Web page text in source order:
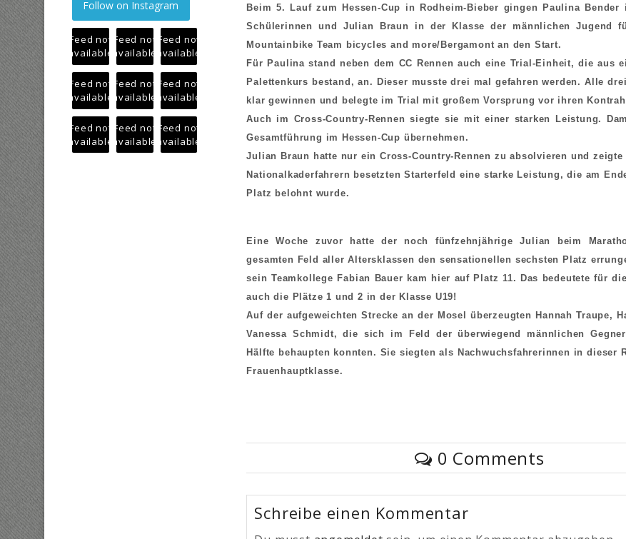
Beim 5. Lauf zum Hessen-Cup in Rodheim-Bieber gingen Paulina
Schülerinnen und Julian Braun in der Klasse der männlichen Jugend
Mountainbike Team bicycles and more/Bergamont an den Start.
Für Paulina stand neben dem CC Rennen auch eine Trial-Einheit, die aus
Palettenkurs bestand, an. Dieser musste drei mal gefahren werden. Alle
klar gewinnen und belegte im Trial mit großem Vorsprung vor ihren
Auch im Cross-Country-Rennen siegte sie mit einer starken Leistung.
Gesamtführung im Hessen-Cup übernehmen.
Julian Braun hatte nur ein Cross-Country-Rennen zu absolvieren und
Nationalkaderfahrern besetzten Starterfeld eine starke Leistung, die am
Platz belohnt wurde.
Eine Woche zuvor hatte der noch fünfzehnjährige Julian beim
gesamten Feld aller Altersklassen den sensationellen sechsten Platz
sein Teamkollege Fabian Bauer kam hier auf Platz 11. Das bedeutete für
auch die Plätze 1 und 2 in der Klasse U19!
Auf der aufgeweichten Strecke an der Mosel überzeugten Hannah Traupe,
Vanessa Schmidt, die sich im Feld der überwiegend männlichen
Hälfte behaupten konnten. Sie siegten als Nachwuchsfahrerinnen in dieser
Frauenhauptklasse.
0 Comments
Schreibe einen Kommentar
Follow on Instagram
Feed not
available
Feed not
available
Feed not
available
Feed not
available
Feed not
available
Feed not
available
Feed not
available
Feed not
available
Feed not
available